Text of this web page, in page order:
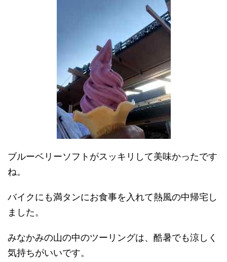
ブルーベリーソフトがスッキリして美味かったです
ね。
バイクにも満タンにお食事を入れて熱風の中帰宅し
ました。
みなかみの山の中のツーリングは、酷暑でも涼しく
気持ちがいいです。